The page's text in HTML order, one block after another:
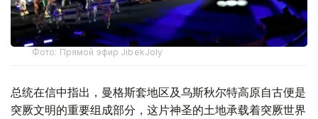
Фото: Прямой эфир JibekJoly
总统在信中指出，曼格斯套地区及乌斯秋尔特高原自古便是
突厥文明的重要组成部分，这片神圣的土地承载着突厥世界